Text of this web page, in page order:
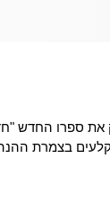
את ספרו החדש
בצמרת